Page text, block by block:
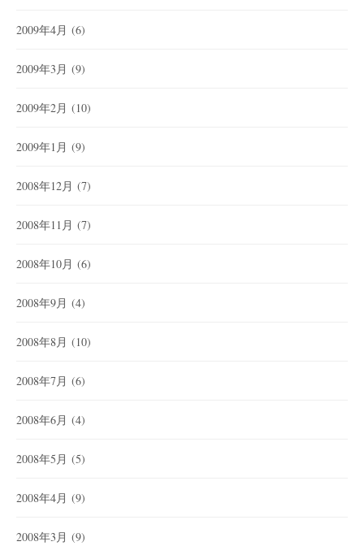
2009年4月 (6)
2009年3月 (9)
2009年2月 (10)
2009年1月 (9)
2008年12月 (7)
2008年11月 (7)
2008年10月 (6)
2008年9月 (4)
2008年8月 (10)
2008年7月 (6)
2008年6月 (4)
2008年5月 (5)
2008年4月 (9)
2008年3月 (9)